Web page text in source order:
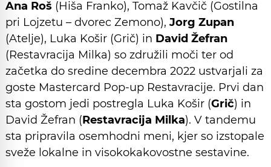
Ana Roš (Hiša Franko), Tomaž Kavčič (Gostilna
pri Lojzetu – dvorec Zemono), Jorg Zupan
(Atelje), Luka Košir (Grič) in David Žefran
(Restavracija Milka) so združili moči ter od
začetka do sredine decembra 2022 ustvarjali za
goste Mastercard Pop-up Restavracije. Prvi dan
sta gostom jedi postregla Luka Košir (Grič) in
David Žefran (Restavracija Milka). V tandemu
sta pripravila osemhodni meni, kjer so izstopale
sveže lokalne in visokokakovostne sestavine.